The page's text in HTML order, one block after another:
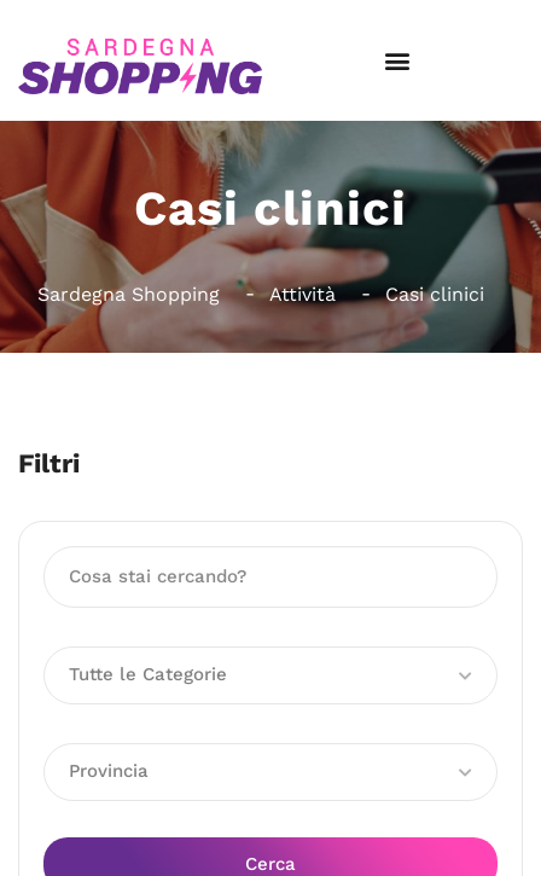
Casi clinici
Sardegna Shopping Attività Casi clinici
Filtri
Tutte le Categorie
Provincia
Cerca